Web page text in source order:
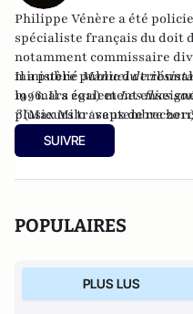
Philippe Vénère a été
spécialiste français du doit
notamment commissaire
ministère public du tribunal
1996. Il a également
plusieurs travaux de
mineurs.
Il a publiéManuel de
lu / mars 2011) etLes flics
?(Max Milo / septembre
SUIVRE
POPULAIRES
PLUS LUS